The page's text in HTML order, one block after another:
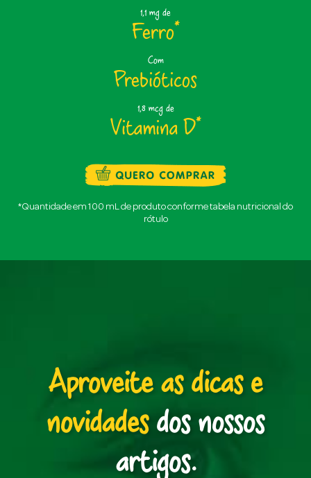
1,1 mg de
Ferro*
Com
Prebióticos
1,8 mcg de
Vitamina D*
*Quantidade em 100 mL de produto conforme tabela nutricional do
rótulo
Aproveite as dicas e
novidadesdos nossos
artigos.